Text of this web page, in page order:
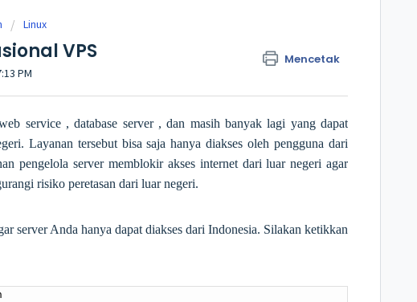
Linux
VPS Mencetak
PM
service , database server , dan masih banyak lagi yang dapat
Layanan tersebut bisa saja hanya diakses oleh pengguna dari
pengelola server memblokir akses internet dari luar negeri agar
risiko peretasan dari luar negeri.
server Anda hanya dapat diakses dari Indonesia. Silakan ketikkan